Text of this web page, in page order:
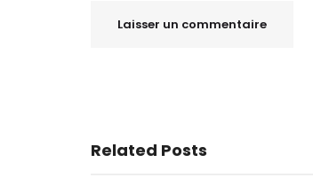
Related Posts